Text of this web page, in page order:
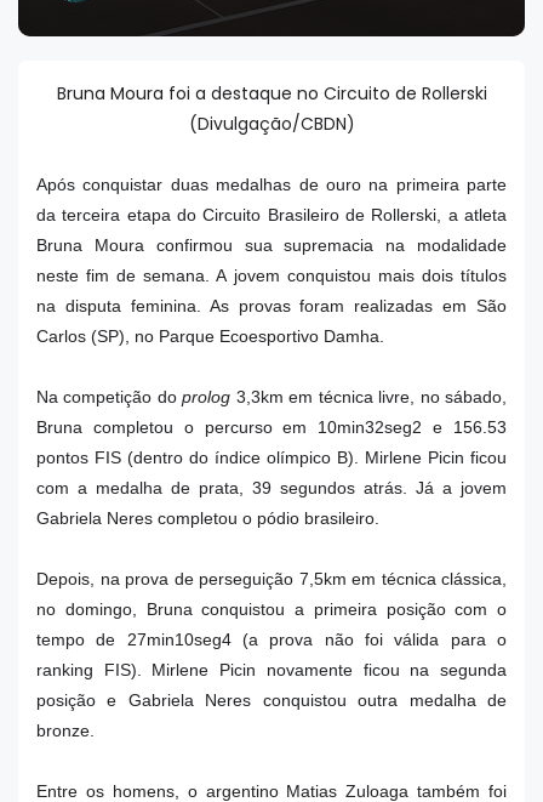
Bruna Moura foi a destaque no Circuito de Rollerski
(Divulgação/CBDN)
Após conquistar duas medalhas de ouro na primeira parte
da terceira etapa do Circuito Brasileiro de Rollerski, a atleta
Bruna Moura confirmou sua supremacia na modalidade
neste fim de semana. A jovem conquistou mais dois títulos
na disputa feminina. As provas foram realizadas em São
Carlos (SP), no Parque Ecoesportivo Damha.
Na competição doprolog 3,3km em técnica livre, no sábado,
Bruna completou o percurso em 10min32seg2 e 156.53
pontos FIS (dentro do índice olímpico B). Mirlene Picin ficou
com a medalha de prata, 39 segundos atrás. Já a jovem
Gabriela Neres completou o pódio brasileiro.
Depois, na prova de perseguição 7,5km em técnica clássica,
no domingo, Bruna conquistou a primeira posição com o
tempo de 27min10seg4 (a prova não foi válida para o
ranking FIS). Mirlene Picin novamente ficou na segunda
posição e Gabriela Neres conquistou outra medalha de
bronze.
Entre os homens, o argentino Matias Zuloaga também foi